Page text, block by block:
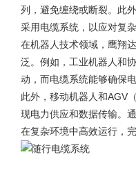
列，避免缠绕或断裂。此
采用电缆系统，以应对复
在机器人技术领域， 鹰翔
泛。例如，工业机器人和
动，而电缆系统能够确保
此外，移动机器人和AGV
现电力供应和数据传输。
在复杂环境中高效运行，完